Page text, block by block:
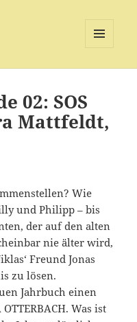
02: SOS
Mattfeldt,
Wie
und Philipp – bis
der auf den alten
nie älter wird,
Freund Jonas
zu lösen.
Jahrbuch einen
Was ist